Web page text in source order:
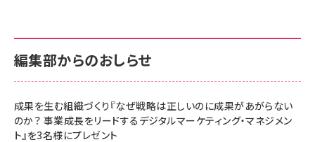
￥880
anan(アンアン)2026/06/24号 No.2500増刊
スペシャルエディション[王道エンタメの矜持／
￥1,100
サポート正規品 メーカー保証5年 KLMEA128G
NIMASO ガラスフィルム iPhone 17 用 保護フィ
すい ガイド枠付き いPhone17 (6.3インチ) 対応
2枚セット DSP25F1698
￥1,599
サポート正規品 メーカー保証5年 KLMEA128G
Amazon eギフトカード - Amazonロゴ - クラ
￥5,000
編集部からのおしらせ
成果を生む組織づくり『なぜ戦略は正しいのに成果があがらない
のか？ 事業成長をリードするデジタルマーケティング・マネジメン
ト』を3名様にプレゼント